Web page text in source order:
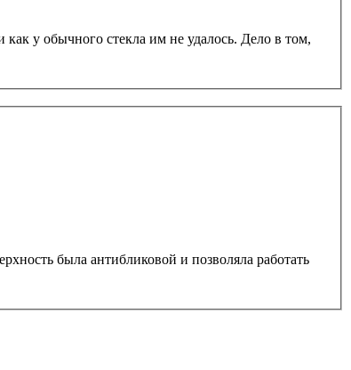
у обычного стекла им не удалось. Дело в том,
была антибликовой и позволяла работать